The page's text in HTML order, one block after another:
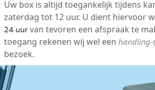
Uw box is altijd toegankelijk tijdens
zaterdag tot 12 uur. U dient hiervoor
24 uurvan tevoren een afspraak te
toegang rekenen wij wel een handling-
bezoek.